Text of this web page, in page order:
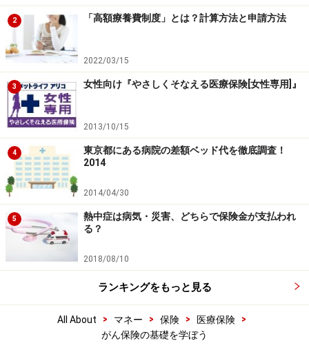
2 「高額療養費制度」とは？計算方法と申請方法
2022/03/15
3 女性向け『やさしくそなえる医療保険[女性専用]』
2013/10/15
4
東京都にある病院の差額ベッド代を徹底調査！
2014
2014/04/30
5
熱中症は病気・災害、どちらで保険金が支払われ
る？
2018/08/10
ランキングをもっと見る
All About > マネー > 保険 > 医療保険
>
がん保険の基礎を学ぼう